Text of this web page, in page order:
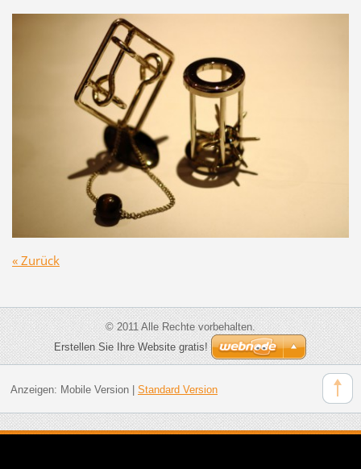
« Zurück
© 2011 Alle Rechte vorbehalten.
Erstellen Sie Ihre Website gratis!
Anzeigen: Mobile Version| Standard Version